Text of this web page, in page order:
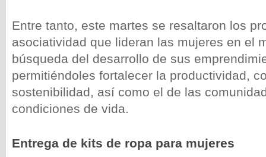
Entre tanto, este martes se resaltaron los
asociatividad que lideran las mujeres en el
búsqueda del desarrollo de sus
permitiéndoles fortalecer la productividad,
sostenibilidad, así como el de las
condiciones de vida.
Entrega de kits de ropa para mujeres